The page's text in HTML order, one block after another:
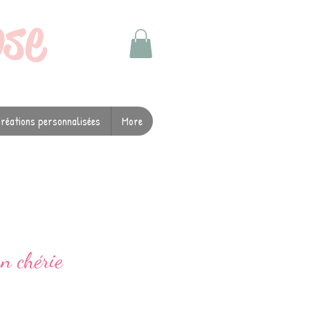
personnalisées More
chérie